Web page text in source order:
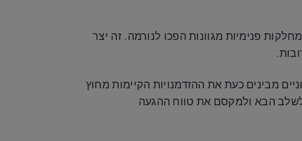
פנימיות מגוונות הפכו לנורמה. זה יצר
מבינים כעת את ההזדמנויות הקיימות מחוץ
לשלב הבא ולמקסם את טווח ההגעה